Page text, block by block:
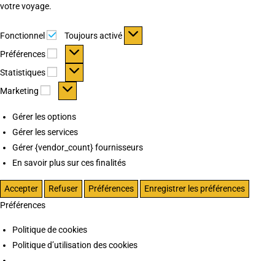
votre voyage.
Fonctionnel Fonctionnel
Toujours activé
Préférences
Préférences
Statistiques Statistiques
Marketing Marketing
Gérer les options
Gérer les services
Gérer {vendor_count} fournisseurs
En savoir plus sur ces finalités
Accepter Refuser Préférences
Enregistrer les préférences
Préférences
Politique de cookies
Politique d’utilisation des cookies